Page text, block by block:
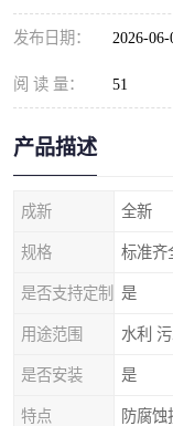
发布日期： 2026-06-
阅 读 量： 51
产品描述
成新 全新
规格 标准齐
是否支持定制 是
用途范围 水利
是否安装 是
特点 防腐蚀